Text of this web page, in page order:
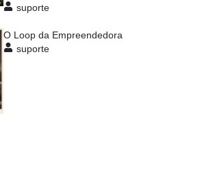
suporte
O Loop da Empreendedora
suporte